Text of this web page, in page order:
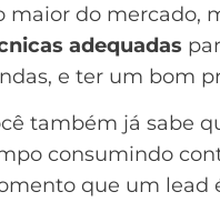
maior do mercado,
adequadas
e ter um bom
também já sabe
consumindo
que um lead